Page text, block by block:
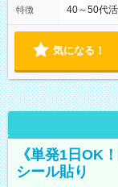
特徴 40～50代
気になる！
《単発1日OK
シール貼り